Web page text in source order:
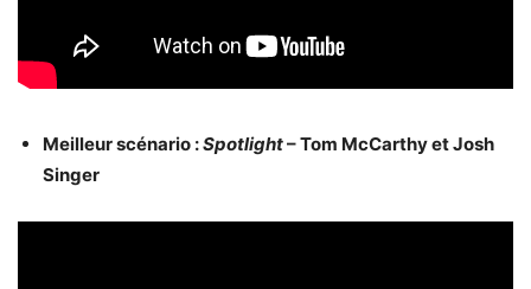
Meilleur scénario :Spotlight– Tom McCarthy et Josh
Singer